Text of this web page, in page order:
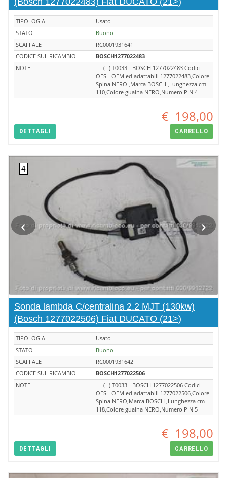
TIPOLOGIA
Usato
STATO
Buono
SCAFFALE
RC0001931641
CODICE SUL RICAMBIO
BOSCH1277022483
NOTE
--- (--) T0033 - BOSCH 1277022483 Codici
OES - OEM ed adattabili 1277022483,Colore
Spina NERO ,Marca BOSCH ,Lunghezza cm
110,Colore guaina NERO,Numero PIN 4
€ 198,00
DETTAGLI CARRELLO
‹ ›
Sonda lambda C/centralina 2.2 MJT (130kw)
(Bosch 1277022506) Fiat DUCATO (21>)
TIPOLOGIA
Usato
STATO
Buono
SCAFFALE
RC0001931642
CODICE SUL RICAMBIO
BOSCH1277022506
NOTE
--- (--) T0033 - BOSCH 1277022506 Codici
OES - OEM ed adattabili 1277022506,Colore
Spina NERO,Marca BOSCH ,Lunghezza cm
118,Colore guaina NERO,Numero PIN 5
€ 198,00
DETTAGLI CARRELLO